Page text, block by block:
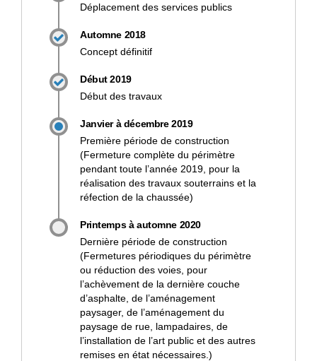
Déplacement des services publics
Automne 2018
Concept définitif
Début 2019
Début des travaux
Janvier à décembre 2019
Première période de construction
(Fermeture complète du périmètre
pendant toute l’année 2019, pour la
réalisation des travaux souterrains et la
réfection de la chaussée)
Printemps à automne 2020
Dernière période de construction
(Fermetures périodiques du périmètre
ou réduction des voies, pour
l’achèvement de la dernière couche
d’asphalte, de l’aménagement
paysager, de l’aménagement du
paysage de rue, lampadaires, de
l’installation de l’art public et des autres
remises en état nécessaires.)